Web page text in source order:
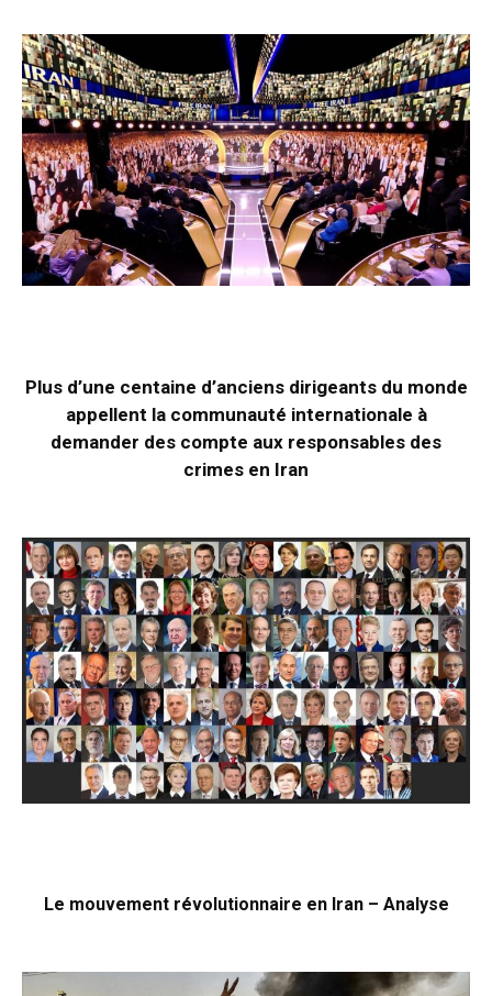
Plus d’une centaine d’anciens dirigeants du monde
appellent la communauté internationale à
demander des compte aux responsables des
crimes en Iran
Le mouvement révolutionnaire en Iran – Analyse